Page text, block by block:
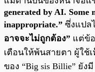
generated by AI. Some
inappropriate.” ซึ่งแปล
อาจจะไม่ถูกต้อง” แต่ข้
เตือนให้พ้นสายตา ผู้ใช้
ของ “Big sis Billie” ยังมี